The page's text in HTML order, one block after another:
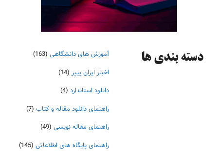
دسته‌ بندی ها آموزش های دانشگاهی (163)
اخبار ایران پیپر (14)
دانلود استاندارد (4)
راهنمای دانلود مقاله و کتاب (7)
راهنمای مقاله نویسی (49)
راهنمای پایگاه های اطلاعاتی (145)